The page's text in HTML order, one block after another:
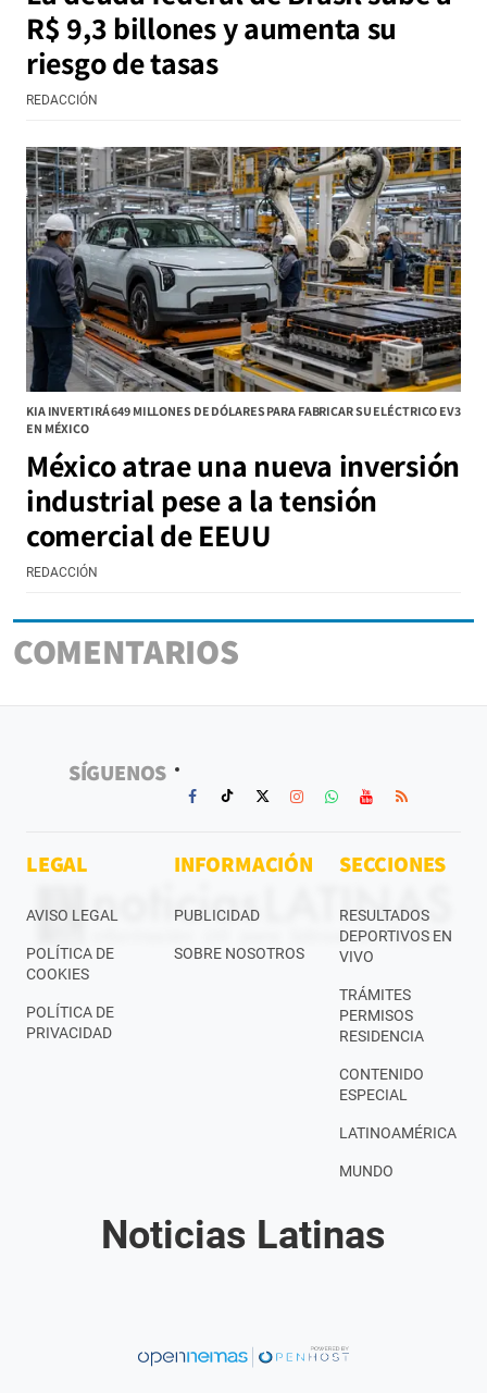
R$ 9,3 billones y aumenta su
riesgo de tasas
REDACCIÓN
KIA INVERTIRÁ 649 MILLONES DE DÓLARES PARA FABRICAR SU ELÉCTRICO EV3
EN MÉXICO
México atrae una nueva inversión
industrial pese a la tensión
comercial de EEUU
REDACCIÓN
COMENTARIOS
SÍGUENOS
LEGAL
AVISO LEGAL
POLÍTICA DE
COOKIES
POLÍTICA DE
PRIVACIDAD
INFORMACIÓN
PUBLICIDAD
SOBRE NOSOTROS
SECCIONES
RESULTADOS
DEPORTIVOS EN
VIVO
TRÁMITES
PERMISOS
RESIDENCIA
CONTENIDO
ESPECIAL
LATINOAMÉRICA
MUNDO
Noticias Latinas